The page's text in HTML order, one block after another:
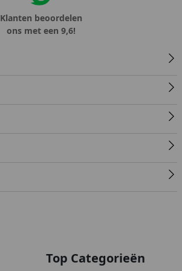
Klanten beoordelen
ons met een 9,6!
Top Categorieën